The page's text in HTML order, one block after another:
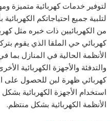
لتوفير خدمات كهربائية متميزة
لتلبية جميع احتياجاتكم
من الكهربائيين ذات خبره مثل
كهربائي حي الملقا الذي يقوم
الأنظمة الحالية في المنازل بما
والتدفئة والأجهزة الكهربائية
كهربائي ظهرة لبن للحصول على
استخدام الأجهزة الكهربائية
الأنظمة الكهربائية بشكل منتظم.